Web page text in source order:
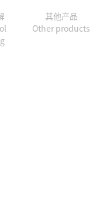
其他产品
Other products